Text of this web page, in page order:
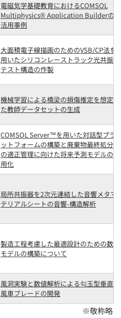
電磁気学基礎教育におけるCOMSOL
Multiphysics® Application Builderの
活用事例
大面積電子線描画のためのVSB/CP法を
用いたシリコンレーストラック光共振器
テスト構造の作製
機械学習による橋梁の損傷推定を想定し
た教師データセットの生成
COMSOL Server™を用いた対話型プラ
ットフォームの構築と廃棄物最終処分場
の適正管理に向けた将来予測モデルの実
用化
局所共振器を2次元連結した音響メタマ
テリアルシートの音響-構造解析
製造工程考慮した最適設計のための数理
モデルの構築について
風洞実験と数値解析による勾玉型垂直軸
風車ブレードの開発
※敬称略